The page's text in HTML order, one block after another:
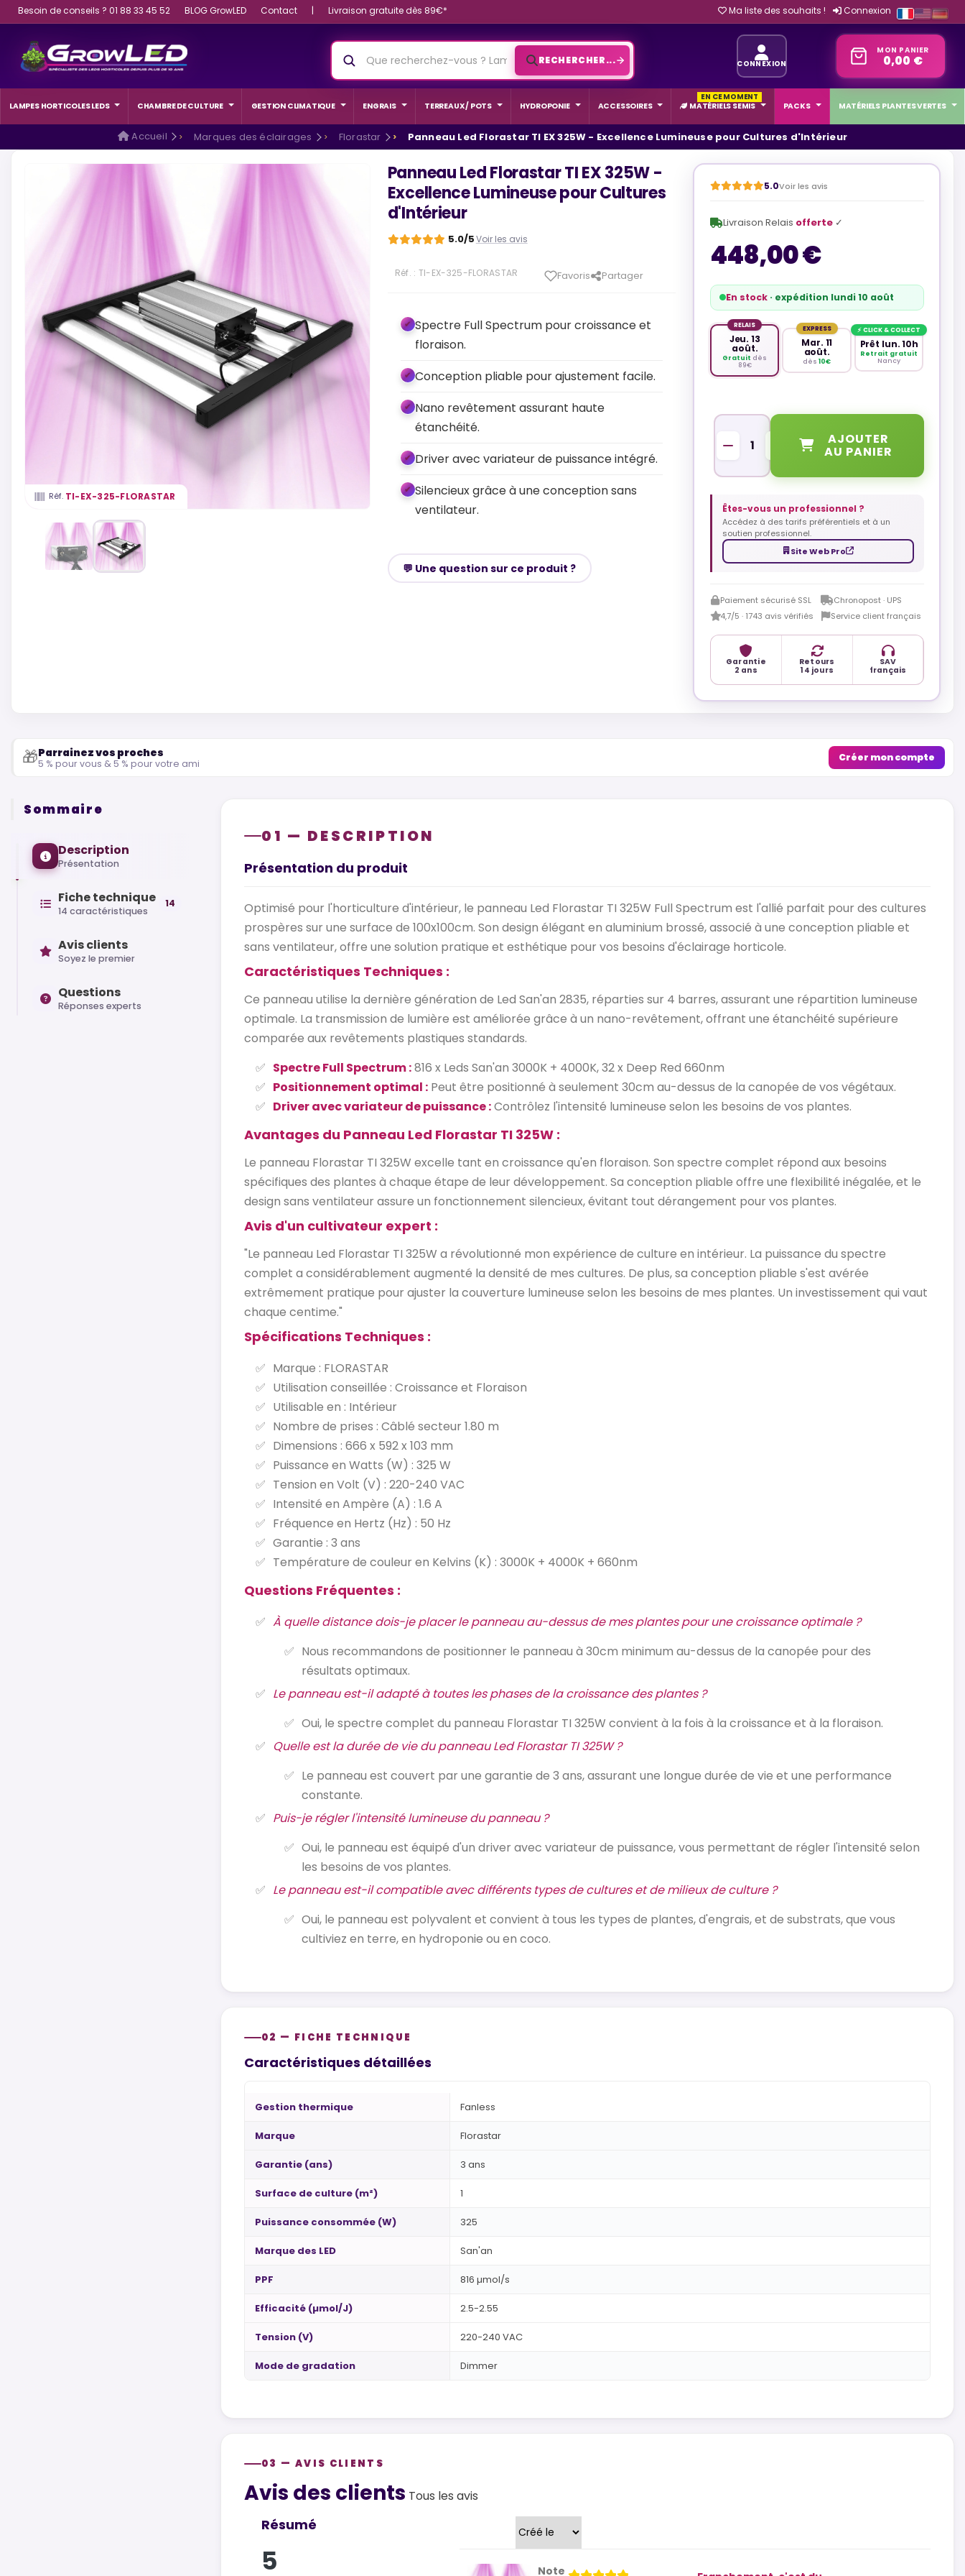
Besoin de conseils ? 01 88 33 45 52 BLOG GrowLED Contact | Livraison gratuite dès 89€* Connexion
Ma liste des souhaits !
MON PANIER
0,00 €
RECHERCHER... CONNEXION
LAMPES HORTICOLES LEDS CHAMBRE DE CULTURE GESTION CLIMATIQUE ENGRAIS TERREAUX / POTS HYDROPONIE ACCESSOIRES MATÉRIELS SEMIS
EN CE MOMENT
PACKS
MATÉRIELS PLANTES VERTES
Accueil Marques des éclairages Florastar Panneau Led Florastar TI EX 325W - Excellence Lumineuse pour Cultures d'Intérieur
Réf. TI-EX-325-FLORASTAR
Panneau Led Florastar TI EX 325W -
Excellence Lumineuse pour Cultures
d'Intérieur
5.0/5Voir les avis
Réf. : TI-EX-325-FLORASTAR Favoris Partager
Spectre Full Spectrum pour croissance et
floraison.
Conception pliable pour ajustement facile.
Nano revêtement assurant haute
étanchéité.
Driver avec variateur de puissance intégré.
Silencieux grâce à une conception sans
ventilateur.
💬 Une question sur ce produit ?
5.0Voir les avis
448,00 €
En stock· expédition lundi 10 août
RELAIS
Jeu. 13
août.
Gratuit dès
89€
EXPRESS
Mar. 11
août.
dès10€
⚡ CLICK & COLLECT
Prêt lun. 10h
Retrait gratuit
Nancy
Livraison Relais offerte✓
AJOUTER
AU PANIER
Êtes-vous un professionnel ?
Accédez à des tarifs préférentiels et à un
soutien professionnel.
Site Web Pro
Paiement sécurisé SSL
Chronopost · UPS
4,7/5 · 1743 avis vérifiés
Service client français
Garantie
2 ans
Retours
14 jours
SAV
français
🎁Parrainez vos proches
5 % pour vous & 5 % pour votre ami Créer mon compte
Sommaire
Description
Présentation
Fiche technique
14 caractéristiques
14
Avis clients
Soyez le premier
Questions
Réponses experts
01 — DESCRIPTION
Présentation du produit
Optimisé pour l'horticulture d'intérieur, le panneau Led Florastar TI 325W Full Spectrum est l'allié parfait pour des cultures
prospères sur une surface de 100x100cm. Son design élégant en aluminium brossé, associé à une conception pliable et
sans ventilateur, offre une solution pratique et esthétique pour vos besoins d'éclairage horticole.
Caractéristiques Techniques :
Ce panneau utilise la dernière génération de Led San'an 2835, réparties sur 4 barres, assurant une répartition lumineuse
optimale. La transmission de lumière est améliorée grâce à un nano-revêtement, offrant une étanchéité supérieure
comparée aux revêtements plastiques standards.
Spectre Full Spectrum :816 x Leds San'an 3000K + 4000K, 32 x Deep Red 660nm
Positionnement optimal : Peut être positionné à seulement 30cm au-dessus de la canopée de vos végétaux.
Driver avec variateur de puissance :Contrôlez l'intensité lumineuse selon les besoins de vos plantes.
Avantages du Panneau Led Florastar TI 325W :
Le panneau Florastar TI 325W excelle tant en croissance qu'en floraison. Son spectre complet répond aux besoins
spécifiques des plantes à chaque étape de leur développement. Sa conception pliable offre une flexibilité inégalée, et le
design sans ventilateur assure un fonctionnement silencieux, évitant tout dérangement pour vos plantes.
Avis d'un cultivateur expert :
"Le panneau Led Florastar TI 325W a révolutionné mon expérience de culture en intérieur. La puissance du spectre
complet a considérablement augmenté la densité de mes cultures. De plus, sa conception pliable s'est avérée
extrêmement pratique pour ajuster la couverture lumineuse selon les besoins de mes plantes. Un investissement qui vaut
chaque centime."
Spécifications Techniques :
Marque : FLORASTAR
Utilisation conseillée : Croissance et Floraison
Utilisable en : Intérieur
Nombre de prises : Câblé secteur 1.80 m
Dimensions : 666 x 592 x 103 mm
Puissance en Watts (W) : 325 W
Tension en Volt (V) : 220-240 VAC
Intensité en Ampère (A) : 1.6 A
Fréquence en Hertz (Hz) : 50 Hz
Garantie : 3 ans
Température de couleur en Kelvins (K) : 3000K + 4000K + 660nm
Questions Fréquentes :
À quelle distance dois-je placer le panneau au-dessus de mes plantes pour une croissance optimale ?
Nous recommandons de positionner le panneau à 30cm minimum au-dessus de la canopée pour des
résultats optimaux.
Le panneau est-il adapté à toutes les phases de la croissance des plantes ?
Oui, le spectre complet du panneau Florastar TI 325W convient à la fois à la croissance et à la floraison.
Quelle est la durée de vie du panneau Led Florastar TI 325W ?
Le panneau est couvert par une garantie de 3 ans, assurant une longue durée de vie et une performance
constante.
Puis-je régler l'intensité lumineuse du panneau ?
Oui, le panneau est équipé d'un driver avec variateur de puissance, vous permettant de régler l'intensité selon
les besoins de vos plantes.
Le panneau est-il compatible avec différents types de cultures et de milieux de culture ?
Oui, le panneau est polyvalent et convient à tous les types de plantes, d'engrais, et de substrats, que vous
cultiviez en terre, en hydroponie ou en coco.
02 — FICHE TECHNIQUE
Caractéristiques détaillées
Gestion thermique Fanless
Marque Florastar
Garantie (ans) 3 ans
Surface de culture (m²) 1
Puissance consommée (W) 325
Marque des LED San'an
PPF 816 µmol/s
Efficacité (µmol/J) 2.5-2.55
Tension (V) 220-240 VAC
Mode de gradation Dimmer
03 — AVIS CLIENTS
Customer reviews
Avis des clients Tous les avis
Résumé
5 Note